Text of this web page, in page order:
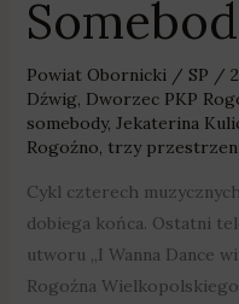
Powiat Obornicki/ SP /
Dźwig, Dworzec PKP
somebody, Jekaterina
Rogoźno, trzy
Cykl czterech
dobiega końca. Ostatni
utworu „I Wanna Dance
Rogoźna